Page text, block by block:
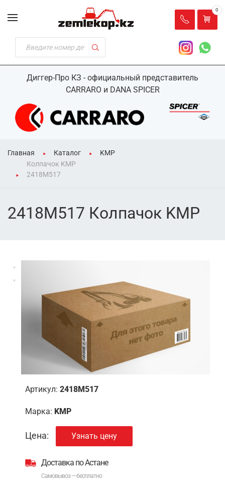
Диггер-Про КЗ - официальный представитель
CARRARO и DANA SPICER
0
Главная Каталог
KMP
Колпачок KMP
2418M517
2418M517 Колпачок KMP
Артикул: 2418M517
Марка: KMP
Цена: Узнать цену
Доставка по Астане
Самовывоз — бесплатно